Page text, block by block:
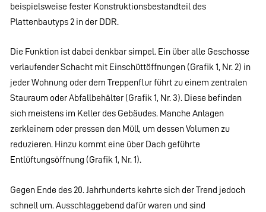
beispielsweise fester Konstruktionsbestandteil des
Plattenbautyps 2 in der DDR.
Die Funktion ist dabei denkbar simpel. Ein über alle Geschosse
verlaufender Schacht mit Einschüttöffnungen (Grafik 1, Nr. 2) in
jeder Wohnung oder dem Treppenflur führt zu einem zentralen
Stauraum oder Abfallbehälter (Grafik 1, Nr. 3). Diese befinden
sich meistens im Keller des Gebäudes. Manche Anlagen
zerkleinern oder pressen den Müll, um dessen Volumen zu
reduzieren. Hinzu kommt eine über Dach geführte
Entlüftungsöffnung (Grafik 1, Nr. 1).
Gegen Ende des 20. Jahrhunderts kehrte sich der Trend jedoch
schnell um. Ausschlaggebend dafür waren und sind